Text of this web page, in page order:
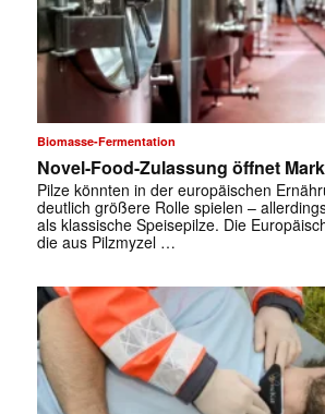
Biomasse-Fermentation
Novel-Food-Zulassung öffnet
Pilze könnten in der europäischen
deutlich größere Rolle spielen –
als klassische Speisepilze. Die
die aus Pilzmyzel …